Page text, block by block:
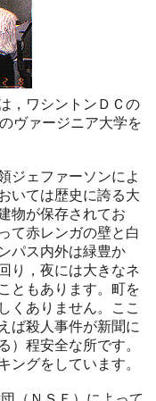
，ワシントンＤＣの
ヴァージニア大学を
ジェファーソンによ
いては歴史に誇る大
物が保存されてお
て赤レンガの壁と白
パス内外は緑豊か
り，夜には大きなネ
ともあります。町を
くありません。ここ
ば殺人事件が新聞に
）程安全な所です。
ングをしています。